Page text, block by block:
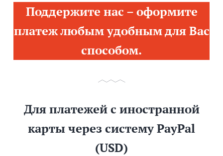
Поддержите нас – оформите
платеж любым удобным для Вас
способом.
Для платежей с иностранной
карты через систему PayPal
(USD)